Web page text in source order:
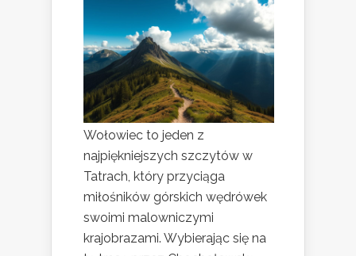
Wołowiec to jeden z
najpiękniejszych szczytów w
Tatrach, który przyciąga
miłośników górskich wędrówek
swoimi malowniczymi
krajobrazami. Wybierając się na